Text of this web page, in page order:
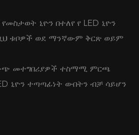
ኒዮን በተለየ የ LED ኒዮን
ቱቦዎች ወደ ማንኛውም ቅርጽ ወይም
ውጭ መተግበሪያዎች ተስማሚ ምርጫ
ኒዮን ተጣጣፊነት ውበትን ብቻ ሳይሆን